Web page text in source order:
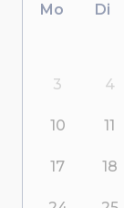
Mo Di
3 4
10 11
17 18